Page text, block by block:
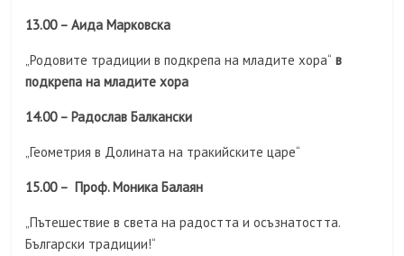
13.00 – Аида Марковска
„Родовите традиции в подкрепа на младите хора“ в
подкрепа на младите хора
14.00 – Радослав Балкански
„Геометрия в Долината на тракийските царе“
15.00 – Проф. Моника Балаян
„Пътешествие в света на радостта и осъзнатостта.
Български традиции!“